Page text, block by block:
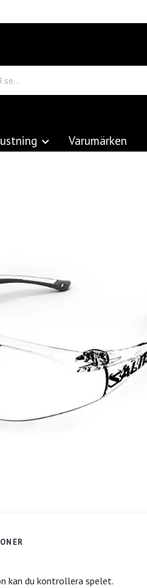
Varumärken
kan du kontrollera spelet.